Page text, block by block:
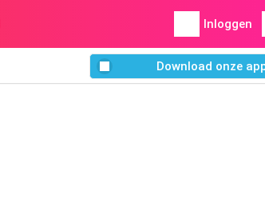
Inloggen
Download onze